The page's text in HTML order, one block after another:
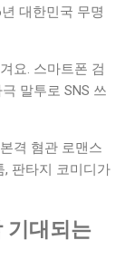
대한민국 무명
요. 스마트폰 검
말투로 SNS 쓰
격 혐관 로맨스
, 판타지 코미디가
기대되는